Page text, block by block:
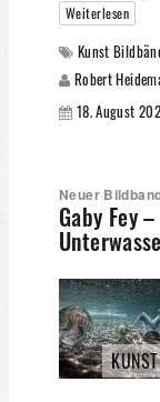
Weiterlesen
Kunst
Robert
18. August
Neuer
Gaby Fey